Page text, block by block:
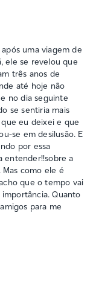
uma viagem de
ele se revelou que
três anos de
até hoje não
no dia seguinte
se sentiria mais
eu deixei e que
se em desilusão. E
por essa
entender!!sobre a
como ele é
que o tempo vai
Quanto
para me